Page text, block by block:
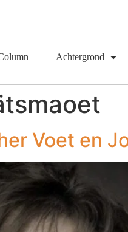
Achtergrond
Voet en